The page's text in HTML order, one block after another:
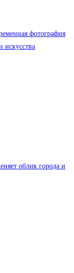
фотография
искусства
облик города и